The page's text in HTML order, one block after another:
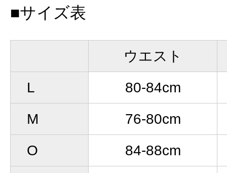
■サイズ表
ウエスト
L
80-84cm
M
76-80cm
O
84-88cm